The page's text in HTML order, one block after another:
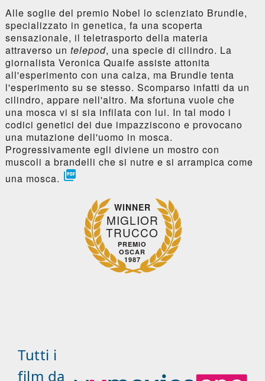
Alle soglie del premio Nobel lo scienziato Brundle,
specializzato in genetica, fa una scoperta
sensazionale, il teletrasporto della materia
attraverso un telepod, una specie di cilindro. La
giornalista Veronica Quaife assiste attonita
all'esperimento con una calza, ma Brundle tenta
l'esperimento su se stesso. Scomparso infatti da un
cilindro, appare nell'altro. Ma sfortuna vuole che
una mosca vi si sia infilata con lui. In tal modo i
codici genetici dei due impazziscono e provocano
una mutazione dell'uomo in mosca.
Progressivamente egli diviene un mostro con
muscoli a brandelli che si nutre e si arrampica come
una mosca. 
WINNER
MIGLIOR
TRUCCO
PREMIO
OSCAR
1987
Tutti i
film da